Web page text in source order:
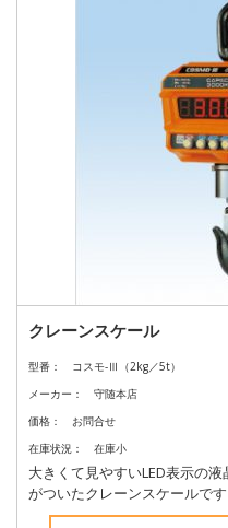
クレーンスケール
型番：
コスモ-Ⅲ（2kg／5t）
メーカー：
守随本店
価格：
お問合せ
在庫状況：
在庫小
大きくて見やすいLED表示の
がついたクレーンスケールです